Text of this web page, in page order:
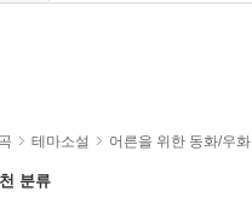
테마소설 어른을 위한 동화/우화
분류